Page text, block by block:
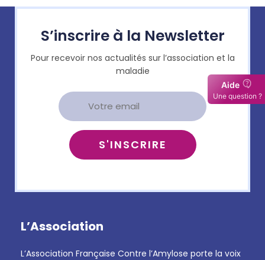
S’inscrire à la Newsletter
Pour recevoir nos actualités sur l’association et la
maladie
L’Association
L’Association Française Contre l’Amylose porte la voix